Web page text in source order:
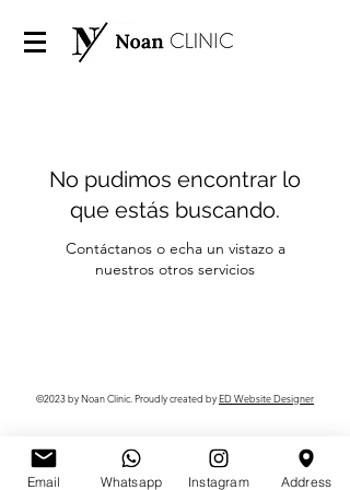
No pudimos encontrar lo
que estás buscando.
Contáctanos o echa un vistazo a
nuestros otros servicios
©2023 by Noan Clinic. Proudly created byED Website Designer
Email Whatsapp Instagram Address